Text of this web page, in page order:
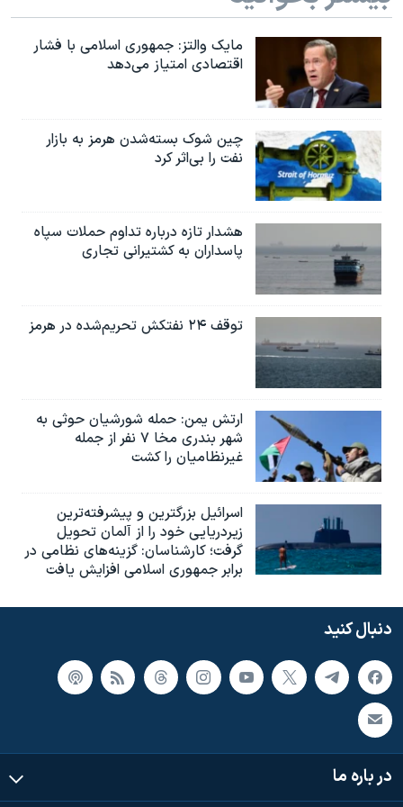
نرگس محمدی برنده جایزه نوبل صلح
همایش محافظه‌کاران آمریکا «سی‌پک»
صفحه‌های ویژه
سفر پرزیدنت ترامپ به چین
مایک والتز: جمهوری اسلامی با فشار
اقتصادی امتیاز می‌دهد
چین شوک بسته‌شدن هرمز به بازار
نفت را بی‌اثر کرد
هشدار تازه درباره تداوم حملات سپاه
پاسداران به کشتیرانی تجاری
توقف ۲۴ نفتکش تحریم‌شده در هرمز
ارتش یمن: حمله شورشیان حوثی به
شهر بندری مخا ۷ نفر از جمله
غیرنظامیان را کشت
اسرائيل بزرگترین و پیشرفته‌ترین
زیردریایی خود را از آلمان تحویل
گرفت؛ کارشناسان: گزینه‌های نظامی در
برابر جمهوری اسلامی افزایش یافت
دنبال کنید
در باره ما